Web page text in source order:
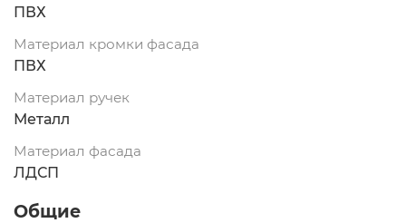
ПВХ
Материал кромки фасада
ПВХ
Материал ручек
Металл
Материал фасада
ЛДСП
Общие